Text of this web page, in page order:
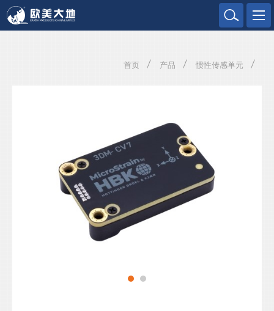
欧美大地
首页 产品 惯性传感单元